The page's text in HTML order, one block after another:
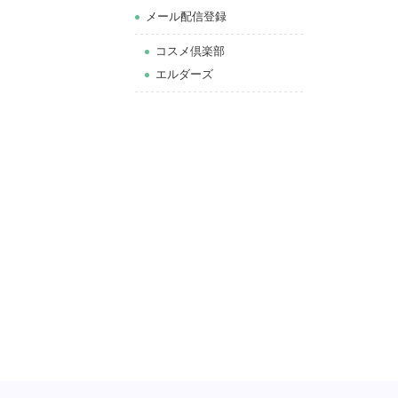
メール配信登録
コスメ倶楽部
エルダーズ